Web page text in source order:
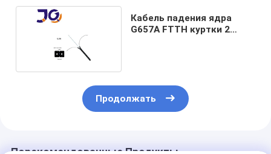
Кабель падения ядра
G657A FTTH куртки 2
Продолжать